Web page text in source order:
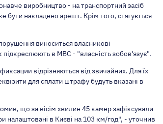
виробництво - на транспортний засіб
накладено арешт. Крім того, стягується
виноситься власникові
підкреслюють в МВС - "власність зобов'язує".
відрізняються від звичайних. Для їх
для сплати штрафу будуть вказані в
що за вісім хвилин 45 камер зафіксували
в Києві на 103 км/год", - уточнив